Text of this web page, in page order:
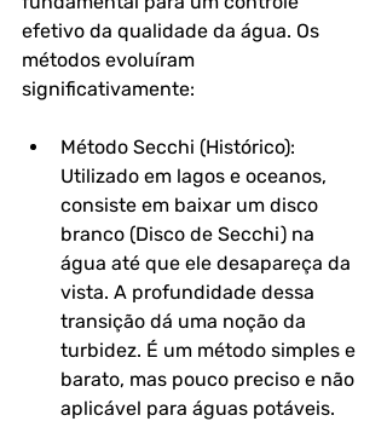
efetivo da qualidade da água. Os
métodos evoluíram
significativamente:
Método Secchi (Histórico):
Utilizado em lagos e oceanos,
consiste em baixar um disco
branco (Disco de Secchi) na
água até que ele desapareça da
vista. A profundidade dessa
transição dá uma noção da
turbidez. É um método simples e
barato, mas pouco preciso e não
aplicável para águas potáveis.